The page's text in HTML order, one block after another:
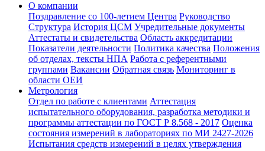
О компании
Поздравление со 100-летием Центра Руководство
Структура История ЦСМ Учредительные документы
Аттестаты и свидетельства Область аккредитации
Показатели деятельности Политика качества Положения
об отделах, тексты НПА Работа с референтными
группами Вакансии Обратная связь Мониторинг в
области ОЕИ
Метрология
Отдел по работе с клиентами Аттестация
испытательного оборудования, разработка методики и
программы аттестации по ГОСТ Р 8.568 - 2017 Оценка
состояния измерений в лабораториях по МИ 2427-2026
Испытания средств измерений в целях утверждения